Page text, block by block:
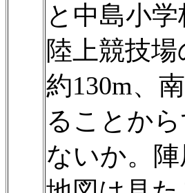
と中島小
陸上競技
約130m、
ることか
ないか。